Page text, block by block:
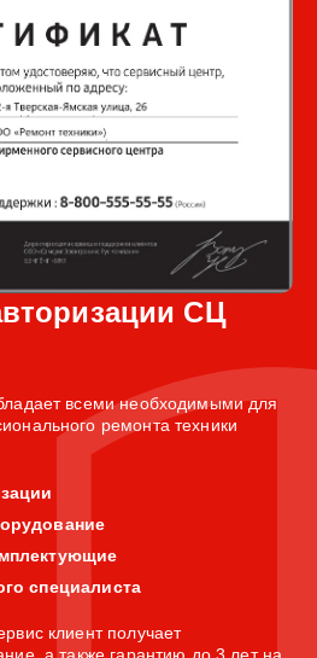
СЦ
всеми необходимыми для
ремонта техники
специалиста
клиент получает
а также гарантию до 3 лет на